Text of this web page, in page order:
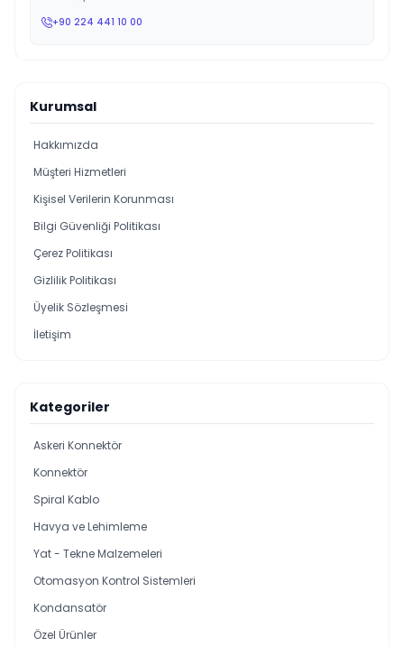
+90 224 441 10 00
Kurumsal
Hakkımızda
Müşteri Hizmetleri
Kişisel Verilerin Korunması
Bilgi Güvenliği Politikası
Çerez Politikası
Gizlilik Politikası
Üyelik Sözleşmesi
İletişim
Kategoriler
Askeri Konnektör
Konnektör
Spiral Kablo
Havya ve Lehimleme
Yat - Tekne Malzemeleri
Otomasyon Kontrol Sistemleri
Kondansatör
Özel Ürünler